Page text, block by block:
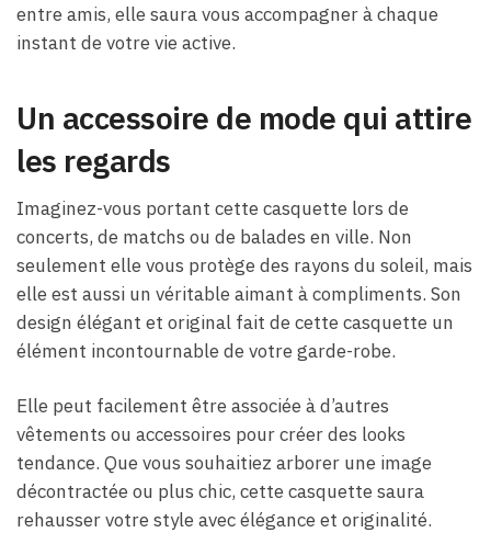
entre amis, elle saura vous accompagner à chaque
instant de votre vie active.
Un accessoire de mode qui attire
les regards
Imaginez-vous portant cette casquette lors de
concerts, de matchs ou de balades en ville. Non
seulement elle vous protège des rayons du soleil, mais
elle est aussi un véritable aimant à compliments. Son
design élégant et original fait de cette casquette un
élément incontournable de votre garde-robe.
Elle peut facilement être associée à d’autres
vêtements ou accessoires pour créer des looks
tendance. Que vous souhaitiez arborer une image
décontractée ou plus chic, cette casquette saura
rehausser votre style avec élégance et originalité.